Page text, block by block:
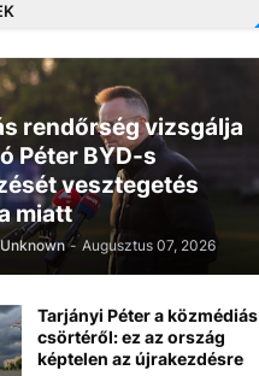
rendőrség vizsgálja
Péter BYD-s
vesztegetés
miatt
Unknown - Augusztus 07, 2026
Tarjányi Péter a közmédiás
csörtéről: ez az ország
képtelen az újrakezdésre